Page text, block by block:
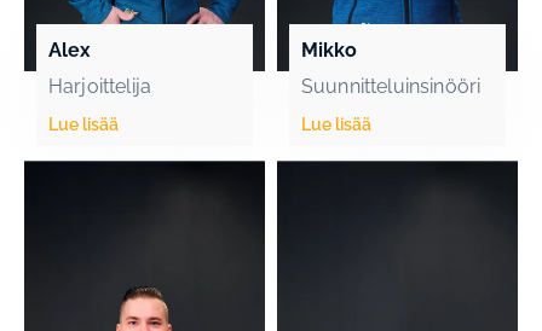
Alex
Harjoittelija
Lue lisää
Mikko
Suunnitteluinsinööri
Lue lisää